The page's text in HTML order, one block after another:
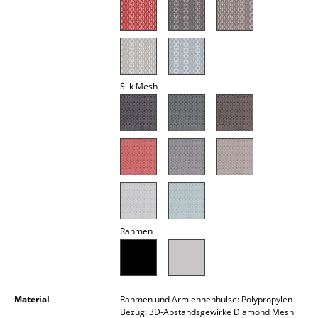
Nachttische & Bettzubehör
Silk Mesh
Rahmen
Material
Rahmen und Armlehnenhülse: Polypropylen
Bezug: 3D-Abstandsgewirke Diamond Mesh